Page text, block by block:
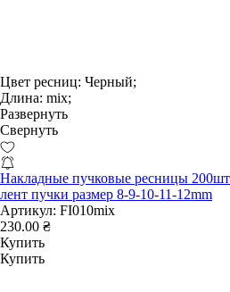
Цвет ресниц: Черный;
Длина: mix;
Развернуть
Свернуть
Накладные пучковые ресницы
лент пучки размер 8-9-10-11-12mm
Артикул: FI010mix
230.00 ₴
Купить
Купить